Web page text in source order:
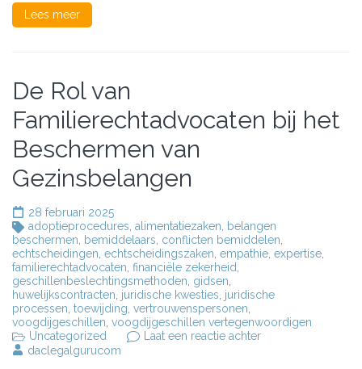
Lees meer
De Rol van
Familierechtadvocaten bij het
Beschermen van
Gezinsbelangen
28 februari 2025
adoptieprocedures, alimentatiezaken, belangen
beschermen, bemiddelaars, conflicten bemiddelen,
echtscheidingen, echtscheidingszaken, empathie, expertise,
familierechtadvocaten, financiële zekerheid,
geschillenbeslechtingsmethoden, gidsen,
huwelijkscontracten, juridische kwesties, juridische
processen, toewijding, vertrouwenspersonen,
voogdijgeschillen, voogdijgeschillen vertegenwoordigen
Uncategorized
Laat een reactie achterop
daclegalgurucom